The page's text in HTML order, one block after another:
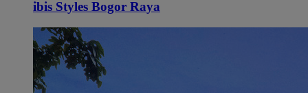
ibis Styles Bogor Raya